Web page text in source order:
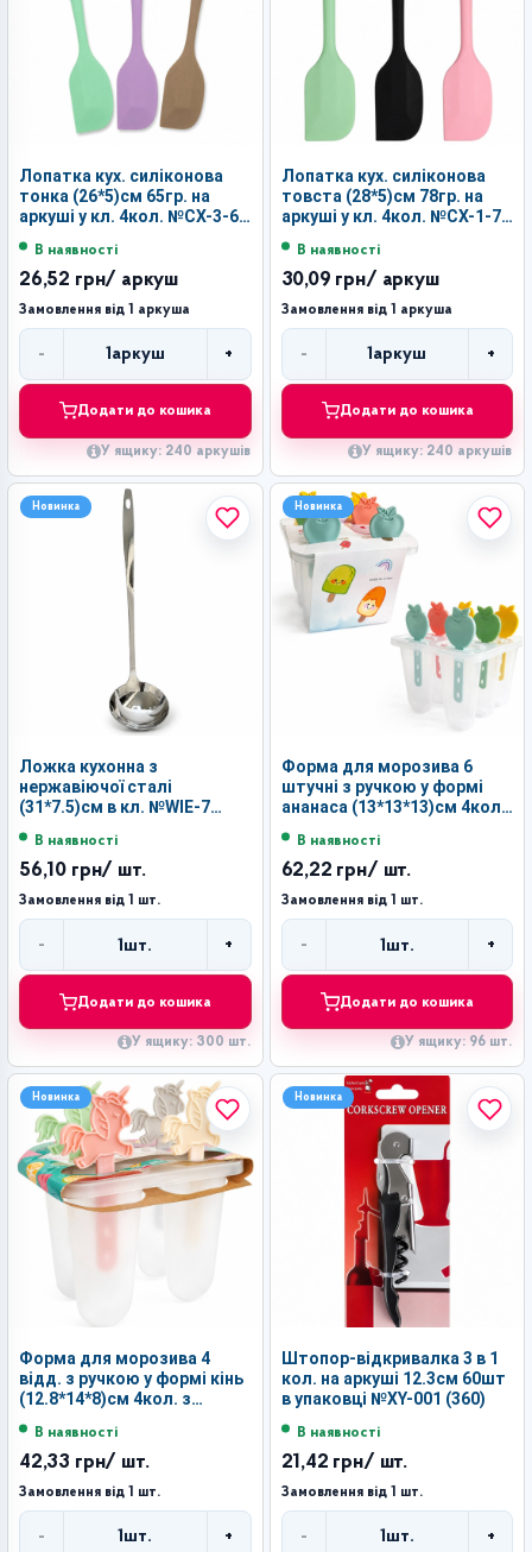
Лопатка кух. силіконова
тонка (26*5)см 65гр. на
аркуші у кл. 4кол. №CX-3-65
В наявності
26,52 грн/ аркуш
Замовлення від 1 аркуша
-
Кількість
1аркуш +
Додати до кошика
У ящику: 240 аркушів
Лопатка кух. силіконова
товста (28*5)см 78гр. на
аркуші у кл. 4кол. №CX-1-78
В наявності
30,09 грн/ аркуш
Замовлення від 1 аркуша
-
Кількість
1аркуш +
Додати до кошика
У ящику: 240 аркушів
Новинка
Ложка кухонна з
нержавіючої сталі
(31*7.5)см в кл. №WIE-7
В наявності
56,10 грн/ шт.
Замовлення від 1 шт.
- 1 шт. +
Додати до кошика
У ящику: 300 шт.
Новинка
Форма для морозива 6
штучні з ручкою у формі
ананаса (13*13*13)см 4кол.
В наявності
62,22 грн/ шт.
Замовлення від 1 шт.
- 1 шт. +
Додати до кошика
У ящику: 96 шт.
Новинка
Форма для морозива 4
відд. з ручкою у формі кінь
(12.8*14*8)см 4кол. з
В наявності
42,33 грн/ шт.
Замовлення від 1 шт.
- 1шт. +
Новинка
Штопор-відкривалка 3 в 1
кол. на аркуші 12.3см 60шт
в упаковці №XY-001 (360)
В наявності
21,42 грн/ шт.
Замовлення від 1 шт.
- 1шт. +